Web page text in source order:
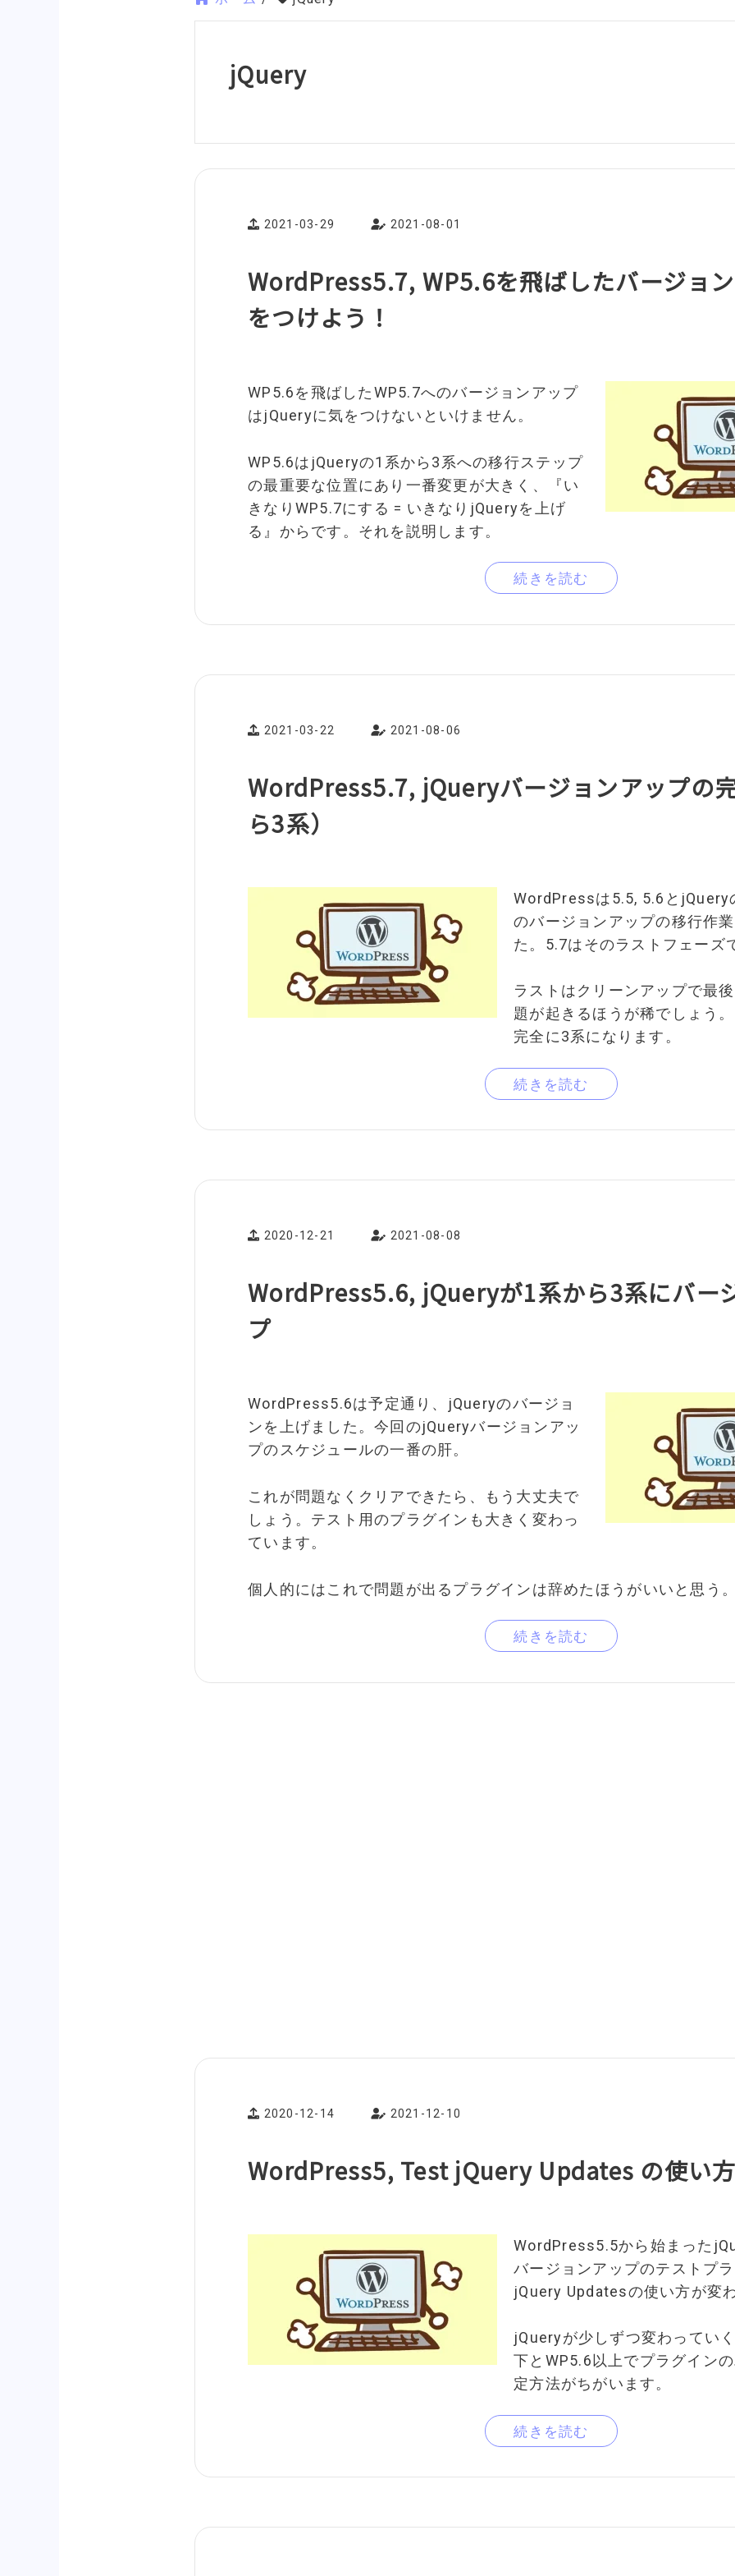
jQuery
2021-03-29 2021-08-01
WordPress5.7, WP5.6を飛ばしたバージョ
をつけよう！
WP5.6を飛ばしたWP5.7へのバージョンアップ
はjQueryに気をつけないといけません。
WP5.6はjQueryの1系から3系への移行ステップ
の最重要な位置にあり一番変更が大きく、『い
きなりWP5.7にする = いきなりjQueryを上げ
る』からです。それを説明します。
続きを読む
2021-03-22 2021-08-06
WordPress5.7, jQueryバージョンアップの
ら3系）
WordPressは5.5, 5.6とjQuery
のバージョンアップの移行作
た。5.7はそのラストフェーズ
ラストはクリーンアップで最
題が起きるほうが稀でしょう
完全に3系になります。
続きを読む
2020-12-21 2021-08-08
WordPress5.6, jQueryが1系から3系にバー
プ
WordPress5.6は予定通り、jQueryのバージョ
ンを上げました。今回のjQueryバージョンアッ
プのスケジュールの一番の肝。
これが問題なくクリアできたら、もう大丈夫で
しょう。テスト用のプラグインも大きく変わっ
ています。
個人的にはこれで問題が出るプラグインは辞めたほうがいいと思う
続きを読む
2020-12-14 2021-12-10
WordPress5, Test jQuery Updates の使い
WordPress5.5から始まった
バージョンアップのテストプ
jQuery Updatesの使い方が変
jQueryが少しずつ変わってい
下とWP5.6以上でプラグイン
定方法がちがいます。
続きを読む